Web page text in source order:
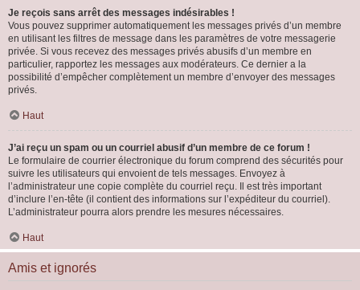
Je reçois sans arrêt des messages indésirables !
Vous pouvez supprimer automatiquement les messages privés d’un membre
en utilisant les filtres de message dans les paramètres de votre messagerie
privée. Si vous recevez des messages privés abusifs d’un membre en
particulier, rapportez les messages aux modérateurs. Ce dernier a la
possibilité d’empêcher complètement un membre d’envoyer des messages
privés.
Haut
J’ai reçu un spam ou un courriel abusif d’un membre de ce forum !
Le formulaire de courrier électronique du forum comprend des sécurités pour
suivre les utilisateurs qui envoient de tels messages. Envoyez à
l’administrateur une copie complète du courriel reçu. Il est très important
d’inclure l’en-tête (il contient des informations sur l’expéditeur du courriel).
L’administrateur pourra alors prendre les mesures nécessaires.
Haut
Amis et ignorés